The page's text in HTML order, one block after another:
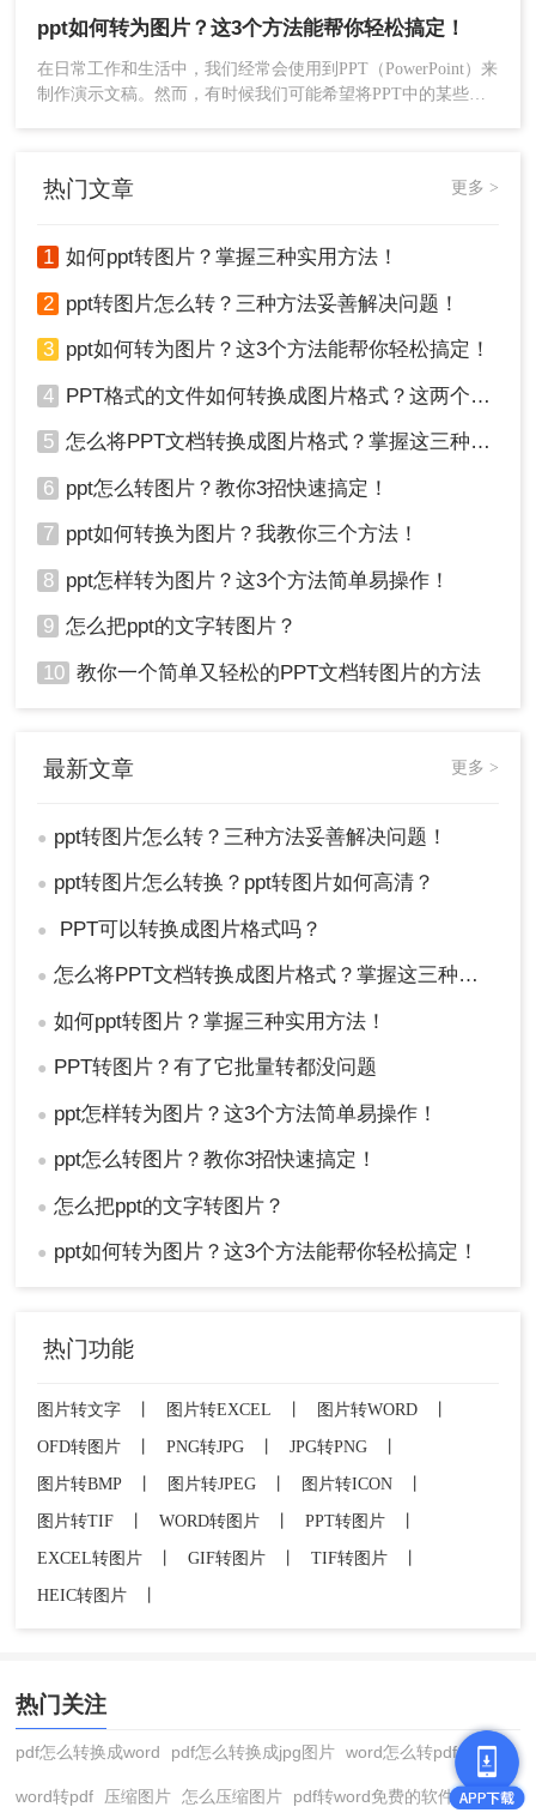
换后的图片可能会出现失真或变形的情况。因此，
在转换前最好先检查并调整PPT页面的内容和布
局。
以上就是ppt转图片怎么转的方法介绍了，您可以根
据自己的需求和实际情况选择合适的方法进行操
为图片并在其他平台或设备上展示。
好的PPT文档转成其他格式，其中就会有转成图片这一种方
式，不知道大家知不知道怎么转换呢？如果不知道的话，那么
看看这篇文章，很快你就能学会了。
ppt如何转为图片？这3个方法能帮你轻松搞定！
在日常工作和生活中，我们经常会使用到PPT（PowerPoint）来
制作演示文稿。然而，有时候我们可能希望将PPT中的某些页
热门文章 更多 >
1 如何ppt转图片？掌握三种实用方法！
2 ppt转图片怎么转？三种方法妥善解决问题！
3 ppt如何转为图片？这3个方法能帮你轻松搞定！
4 PPT格式的文件如何转换成图片格式？这两个方法轻松搞定！
5 怎么将PPT文档转换成图片格式？掌握这三种方法让你事半功倍！
6 ppt怎么转图片？教你3招快速搞定！
7 ppt如何转换为图片？我教你三个方法！
8 ppt怎样转为图片？这3个方法简单易操作！
9 怎么把ppt的文字转图片？
10 教你一个简单又轻松的PPT文档转图片的方法
最新文章 更多 >
● ppt转图片怎么转？三种方法妥善解决问题！
● ppt转图片怎么转换？ppt转图片如何高清？
● PPT可以转换成图片格式吗？
● 怎么将PPT文档转换成图片格式？掌握这三种方法让你事半功倍！
● 如何ppt转图片？掌握三种实用方法！
● PPT转图片？有了它批量转都没问题
● ppt怎样转为图片？这3个方法简单易操作！
● ppt怎么转图片？教你3招快速搞定！
● 怎么把ppt的文字转图片？
● ppt如何转为图片？这3个方法能帮你轻松搞定！
热门功能
图片转文字 图片转EXCEL 图片转WORD
OFD转图片
PNG转JPG JPG转PNG
图片转BMP
图片转JPEG 图片转ICON
图片转TIF
WORD转图片 PPT转图片
EXCEL转图片
GIF转图片 TIF转图片
HEIC转图片
热门关注
pdf怎么转换成word pdf怎么转换成jpg图片 word怎么转pdf
word转pdf 压缩图片 怎么压缩图片 pdf转word免费的软件